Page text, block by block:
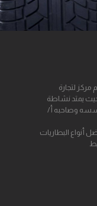
1973 ويعد اقدم مركز لتجارة
حيث يمتد نشاطة
لمؤسسه وصاحبه أ/
أنواع البطاريات